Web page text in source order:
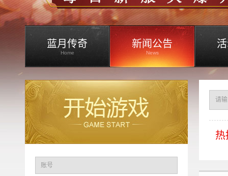
蓝月传奇
Home
新闻公告
News
热
账号